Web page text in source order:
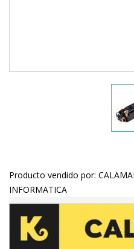
Producto vendido por:
INFORMATICA